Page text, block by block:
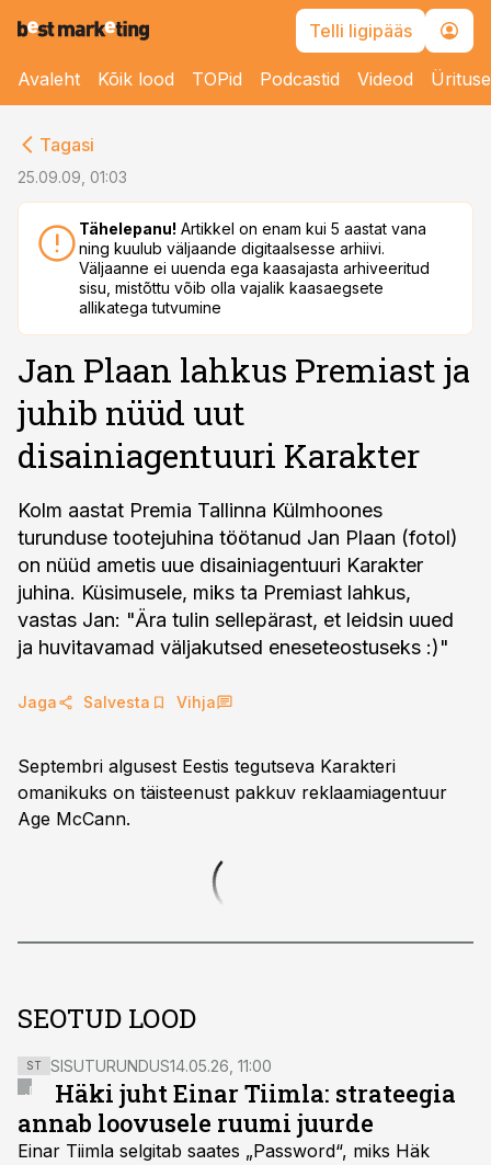
Telli ligipääs
Avaleht Kõik lood TOPid Podcastid Videod
Tagasi
25.09.09, 01:03
Tähelepanu! Artikkel on enam kui 5 aastat vana
ning kuulub väljaande digitaalsesse arhiivi.
Väljaanne ei uuenda ega kaasajasta arhiveeritud
sisu, mistõttu võib olla vajalik kaasaegsete
allikatega tutvumine
Jan Plaan lahkus Premiast ja
juhib nüüd uut
disainiagentuuri Karakter
Kolm aastat Premia Tallinna Külmhoones
turunduse tootejuhina töötanud Jan Plaan (fotol)
on nüüd ametis uue disainiagentuuri Karakter
juhina. Küsimusele, miks ta Premiast lahkus,
vastas Jan: "Ära tulin sellepärast, et leidsin uued
ja huvitavamad väljakutsed eneseteostuseks :)"
Jaga Salvesta Vihja
Septembri algusest Eestis tegutseva Karakteri
omanikuks on täisteenust pakkuv reklaamiagentuur
Age McCann.
SEOTUD LOOD
ST SISUTURUNDUS14.05.26, 11:00
Häki juht Einar Tiimla: strateegia
annab loovusele ruumi juurde
Einar Tiimla selgitab saates „Password“, miks Häk